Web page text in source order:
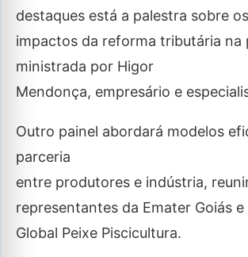
destaques está a palestra sobre os
impactos da reforma tributária na
ministrada por Higor
Mendonça, empresário e
Outro painel abordará modelos
parceria
entre produtores e indústria,
representantes da Emater Goiás e
Global Peixe Piscicultura.